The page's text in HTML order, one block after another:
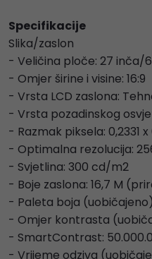
Specifikacije
Slika/zaslon
- Veličina ploče: 27 inča/
- Omjer širine i visine: 16:9
- Vrsta LCD zaslona:
- Vrsta pozadinskog
- Razmak piksela: 0,2331 x
- Optimalna rezolucija:
- Svjetlina: 300 cd/m2
- Boje zaslona: 16,7 M
- Paleta boja (uobičajeno):
- Omjer kontrasta
- SmartContrast:
- Vrijeme odziva